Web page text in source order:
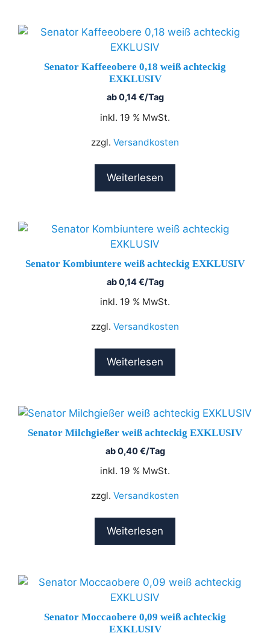
Senator Kaffeeobere 0,18 weiß achteckig
EXKLUSIV
ab0,14€/Tag
inkl. 19 % MwSt.
zzgl. Versandkosten
Weiterlesen
Senator Kombiuntere weiß achteckig EXKLUSIV
ab0,14€/Tag
inkl. 19 % MwSt.
zzgl. Versandkosten
Weiterlesen
Senator Milchgießer weiß achteckig EXKLUSIV
ab0,40€/Tag
inkl. 19 % MwSt.
zzgl. Versandkosten
Weiterlesen
Senator Moccaobere 0,09 weiß achteckig
EXKLUSIV